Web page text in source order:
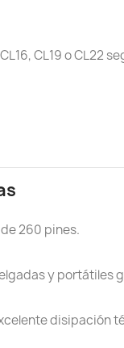
CL19 o CL22
260 pines.
y portátiles
disipación